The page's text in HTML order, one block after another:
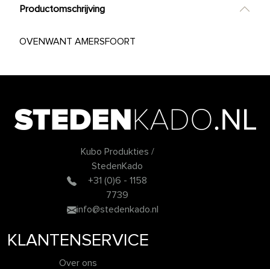
Productomschrijving
OVENWANT AMERSFOORT
Kubo Produkties /
StedenKado
+31 (0)6 - 1158
7739
info@stedenkado.nl
KLANTENSERVICE
Over ons